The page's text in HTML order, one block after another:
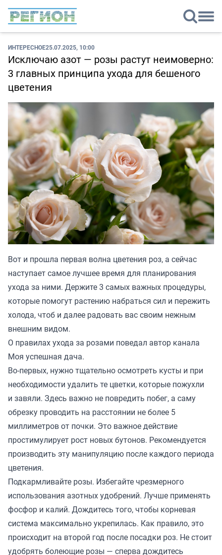
ИНТЕРЕСНОЕ25.07.2025, 10:00
Исключаю азот — розы растут неимоверно:
3 главных принципа ухода для бешеного
цветения
Вот и прошла первая волна цветения роз, а сейчас
наступает самое лучшее время для планирования
ухода за ними. Держите 3 самых важных процедуры,
которые помогут растению набраться сил и пережить
холода, чтоб и далее радовать вас своим нежным
внешним видом.
О правилах ухода за розами поведал автор канала
Моя успешная дача.
Во-первых, нужно тщательно осмотреть кусты и при
необходимости удалить те цветки, которые пожухли
и завяли. Здесь важно не повредить побег, а саму
обрезку проводить на расстоянии не более 5
миллиметров от почки. Это важное действие
простимулирует рост новых бутонов. Рекомендуется
производить эту манипуляцию после каждого периода
цветения.
Подкармливайте розы. Избегайте чрезмерного
использования азотных удобрений. Лучше применять
фосфор и калий. Дождитесь того, чтобы корневая
система максимально укрепилась. Как правило, это
происходит на второй год после посадки роз. Не стоит
удобрять болеющие розы — сперва дождитесь